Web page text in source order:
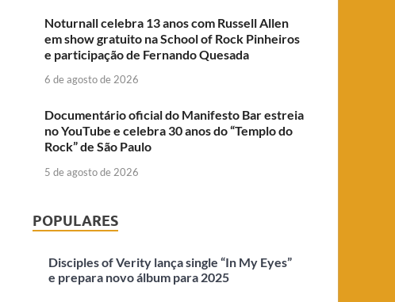
Noturnall celebra 13 anos com Russell Allen
em show gratuito na School of Rock Pinheiros
e participação de Fernando Quesada
6 de agosto de 2026
Documentário oficial do Manifesto Bar estreia
no YouTube e celebra 30 anos do “Templo do
Rock” de São Paulo
5 de agosto de 2026
POPULARES
Disciples of Verity lança single “In My Eyes”
e prepara novo álbum para 2025